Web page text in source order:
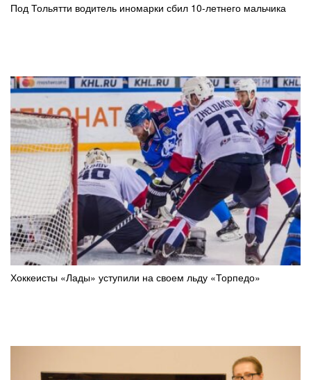
Под Тольятти водитель иномарки сбил 10-летнего мальчика
Хоккеисты «Лады» уступили на своем льду «Торпедо»